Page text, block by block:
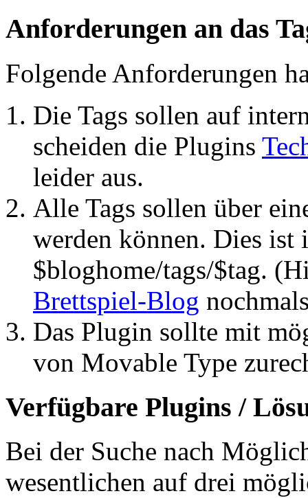
Anforderungen an das
Folgende Anforderungen
Die Tags sollen auf
scheiden die Plugins
leider aus.
Alle Tags sollen über
werden können. Dies ist
$bloghome/tags/$tag.
Brettspiel-Blog
Das Plugin sollte mit
von Movable Type
Verfügbare Plugins /
Bei der Suche nach
wesentlichen auf drei